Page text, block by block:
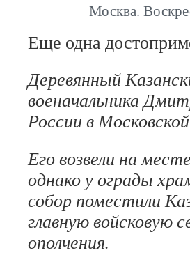
Москва.
Еще одна
Деревянный
военачальника
России в
Его возвели на
однако у ограды
собор поместили
главную войсковую
ополчения.